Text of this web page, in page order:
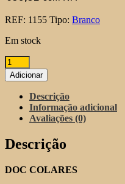
REF: 1155 Tipo: Branco
Em stock
Quantidade
de
Baías
Enseadas
DOC
Malvasia
Branco
2021
Adicionar
Descrição
Informação adicional
Avaliações (0)
Descrição
DOC COLARES